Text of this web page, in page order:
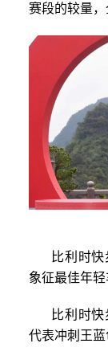
赛段的较量，
比利时
象征最佳年轻
比利时
代表冲刺王蓝